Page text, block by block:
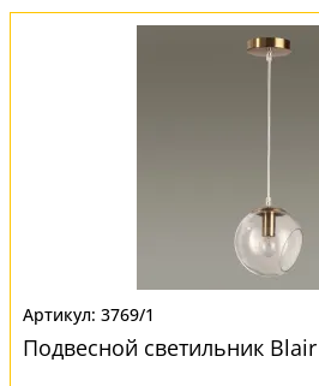
3769/1
Подвесной светильник